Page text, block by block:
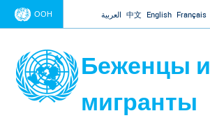
Jump to navigation
ООН العربية 中文 English Français
Беженцы и
мигранты